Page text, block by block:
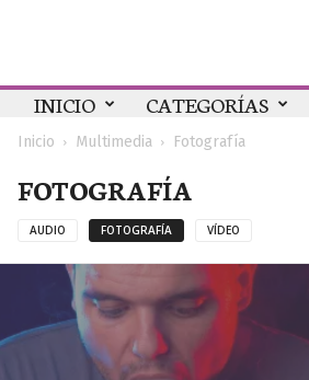
Colaboratorio
INICIO CATEGORÍAS
Inicio Multimedia Fotografía
FOTOGRAFÍA
AUDIO FOTOGRAFÍA VÍDEO